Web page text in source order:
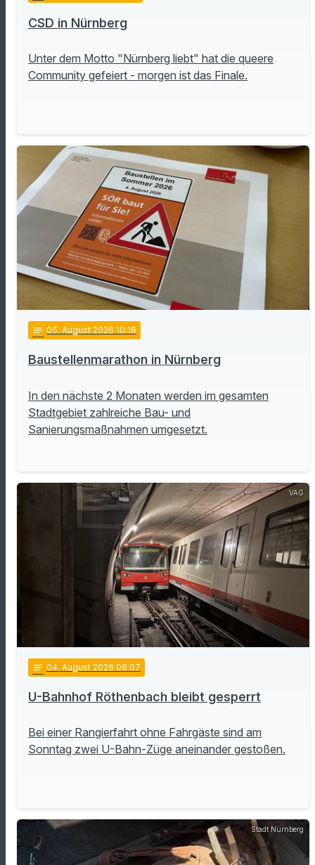
CSD in Nürnberg
Unter dem Motto "Nürnberg liebt" hat die queere
Community gefeiert - morgen ist das Finale.
notes 05. August 2026 10:18
Baustellenmarathon in Nürnberg
In den nächste 2 Monaten werden im gesamten
Stadtgebiet zahlreiche Bau- und
Sanierungsmaßnahmen umgesetzt.
VAG
notes 04. August 2026 06:07
U-Bahnhof Röthenbach bleibt gesperrt
Bei einer Rangierfahrt ohne Fahrgäste sind am
Sonntag zwei U-Bahn-Züge aneinander gestoßen.
Stadt Nürnberg